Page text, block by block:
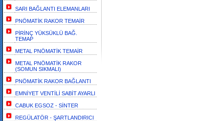
SARI BAĞLANTI ELEMANLARI
PNÖMATİK RAKOR TEMAİR
PİRİNÇ YÜKSÜKLÜ BAĞ.
TEMAP
METAL PNÖMATİK TEMAİR
METAL PNÖMATİK RAKOR
(SOMUN SIKMALI)
PNÖMATİK RAKOR BAĞLANTI
EMNİYET VENTİLİ SABİT AYARLI
CABUK EGSOZ - SİNTER
REGÜLATÖR - ŞARTLANDIRICI